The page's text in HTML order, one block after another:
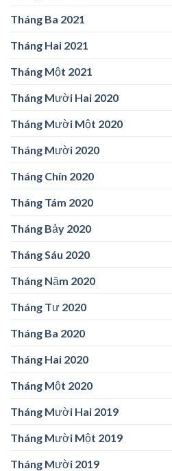
Tháng Ba 2021
Tháng Hai 2021
Tháng Một 2021
Tháng Mười Hai 2020
Tháng Mười Một 2020
Tháng Mười 2020
Tháng Chín 2020
Tháng Tám 2020
Tháng Bảy 2020
Tháng Sáu 2020
Tháng Năm 2020
Tháng Tư 2020
Tháng Ba 2020
Tháng Hai 2020
Tháng Một 2020
Tháng Mười Hai 2019
Tháng Mười Một 2019
Tháng Mười 2019